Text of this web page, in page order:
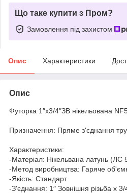
Що таке купити з Пром?
Замовлення під захистом
Опис Характеристики
Опис
Футорка 1″х3/4″ЗВ нікельована
Призначення: Пряме з'єднання
Характеристики:
-Матеріал: Нікельвана латунь (ЛС
-Метод виробництва: Гаряче
-Якість: Cтандарт
-З'єднання: 1″ Зовнішня різьба х 3/